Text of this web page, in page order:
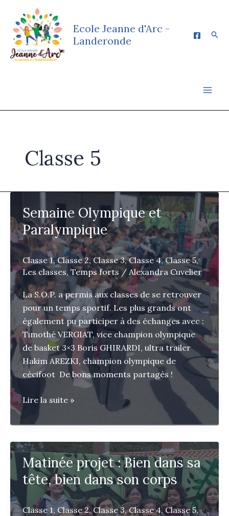
contenu
Ecole Jeanne d'Arc -
Landeronde
Classe 5
Semaine Olympique et
Paralympique
Classe 1,Classe 2, Classe 3,Classe 4,Classe 5,
Les classes, Temps forts/ Alexandra Cuvelier
La S.O.P. a permis aux classes de se retrouver
pour un temps sportif. Les plus grands ont
également pu participer à des échanges avec :
Timothé VERGIAT, vice champion olympique
de basket 3×3 Boris GHIRARDI, ultra trailer
Hakim AREZKI, champion olympique de
cécifoot De bons moments partagés !
Semaine
et
Paralympique
Lire la suite »
Matinée projet : Bien dans sa
tête, bien dans son corps
Classe 1, Classe 2,Classe 3,Classe 4, Classe 5,